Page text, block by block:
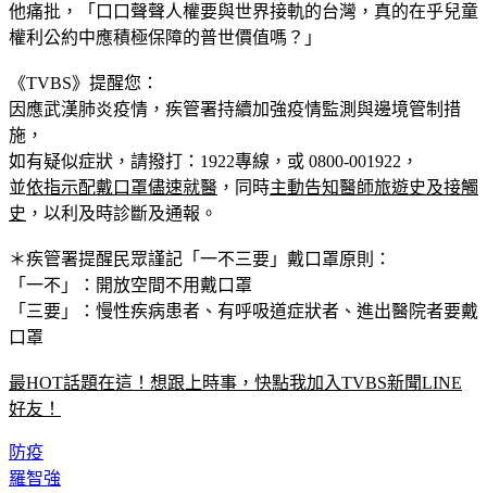
障規範為標竿，全方位構築守護兒童身心健康發展的環境。」
他痛批，「口口聲聲人權要與世界接軌的台灣，真的在乎兒童
《TVBS》提醒您：
因應武漢肺炎疫情，疾管署持續加強疫情監測與邊境管制措
施，
如有疑似症狀，請撥打：1922專線，或 0800-001922，
並 依指示配戴口罩儘速就醫
＊疾管署提醒民眾謹記「一不三要」
「一不」：開放空間不用戴口罩
「三要」：慢性疾病患者、有呼吸道症狀者、進出醫院者要戴
最HOT話題在這！想跟上時事，快點我加入TVBS新聞LINE
防疫